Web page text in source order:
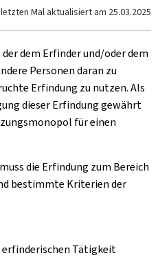
Mal aktualisiert am 25.03.2025
dem Erfinder und/oder dem
Personen daran zu
Erfindung zu nutzen. Als
dieser Erfindung gewährt
für einen
die Erfindung zum Bereich
bestimmte Kriterien der
erfinderischen Tätigkeit